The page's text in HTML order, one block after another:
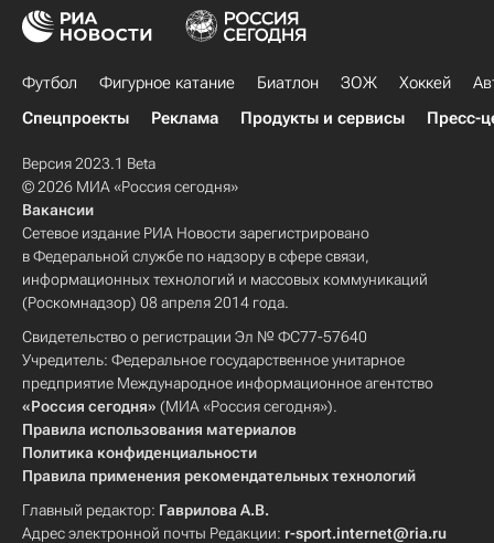
Футбол Фигурное катание Биатлон ЗОЖ Хоккей
Спецпроекты
Реклама Продукты и сервисы Пресс-
Версия 2023.1 Beta
© 2026 МИА «Россия сегодня»
Вакансии
Сетевое издание РИА Новости зарегистрировано
в Федеральной службе по надзору в сфере связи,
информационных технологий и массовых коммуникаций
(Роскомнадзор) 08 апреля 2014 года.
Свидетельство о регистрации Эл № ФС77-57640
Учредитель: Федеральное государственное унитарное
предприятие Международное информационное агентство
«Россия сегодня» (МИА «Россия сегодня»).
Правила использования материалов
Политика конфиденциальности
Правила применения рекомендательных технологий
Главный редактор: Гаврилова А.В.
Адрес электронной почты Редакции: r-sport.internet@ria.ru